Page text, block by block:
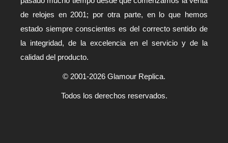
de relojes en 2001; por otra parte, en lo que hemos
estado siempre conscientes es del correcto sentido de
la integridad, de la excelencia en el servicio y de la
calidad del producto.
© 2001-2026 Glamour Replica.
Todos los derechos reservados.